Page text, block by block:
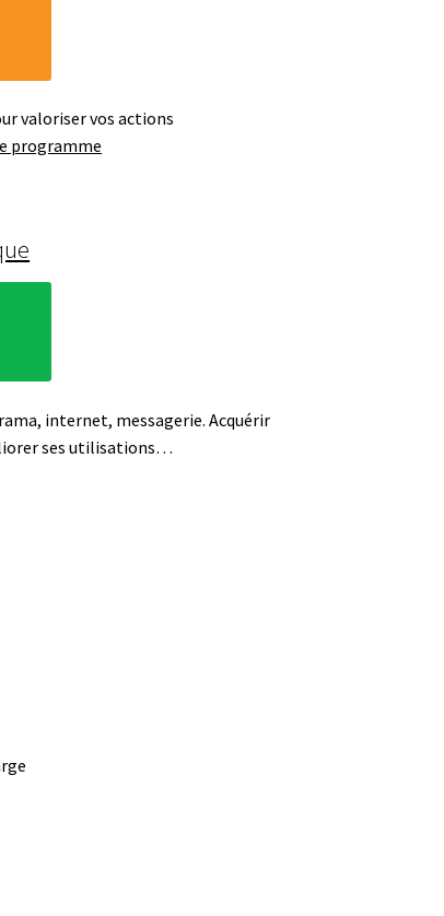
valoriser vos actions
programme
internet, messagerie. Acquérir
ses utilisations…